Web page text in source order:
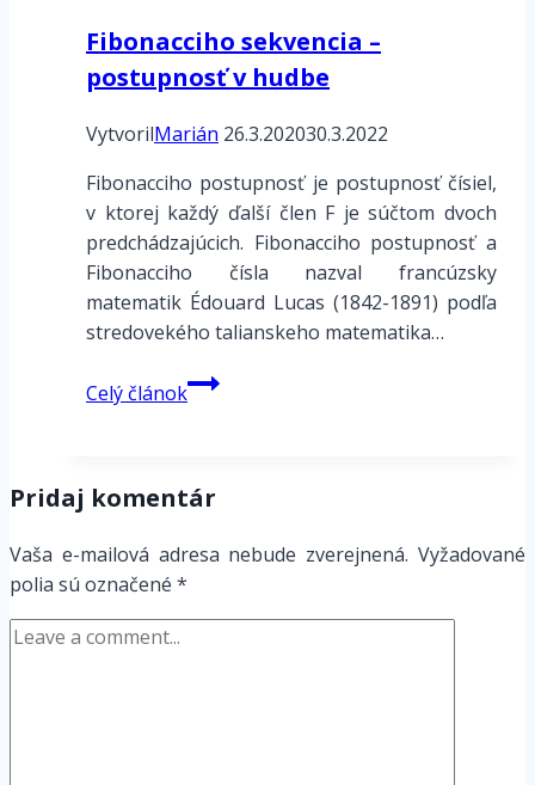
Fibonacciho sekvencia –
postupnosť v hudbe
VytvorilMarián 26.3.202030.3.2022
Fibonacciho postupnosť je postupnosť čísiel,
v ktorej každý ďalší člen F je súčtom dvoch
predchádzajúcich. Fibonacciho postupnosť a
Fibonacciho čísla nazval francúzsky
matematik Édouard Lucas (1842-1891) podľa
stredovekého talianskeho matematika…
Celý článokFibonacciho
sekvencia
v
Pridaj komentár
Vaša e-mailová adresa nebude zverejnená. Vyžadované
polia sú označené *